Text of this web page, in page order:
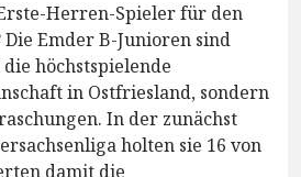
Herren-Spieler für den
Emder B-Junioren sind
höchstspielende
in Ostfriesland, sondern
In der zunächst
holten sie 16 von
damit die